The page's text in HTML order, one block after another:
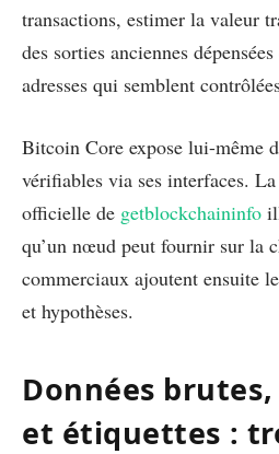
transactions, estimer la valeur
des sorties anciennes
adresses qui semblent
Bitcoin Core expose lui-même
vérifiables via ses interfaces.
officielle de getblockchaininfo
qu’un nœud peut fournir sur la
commerciaux ajoutent ensuite
et hypothèses.
Données
et étiquettes :